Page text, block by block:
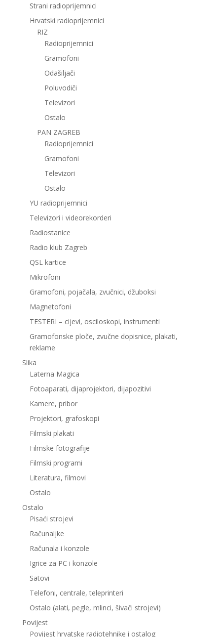
Strani radioprijemnici
Hrvatski radioprijemnici
RIZ
Radioprijemnici
Gramofoni
Odašiljači
Poluvodiči
Televizori
Ostalo
PAN ZAGREB
Radioprijemnici
Gramofoni
Televizori
Ostalo
YU radioprijemnici
Televizori i videorekorderi
Radiostanice
Radio klub Zagreb
QSL kartice
Mikrofoni
Gramofoni, pojačala, zvučnici, džuboksi
Magnetofoni
TESTERI – cijevi, osciloskopi, instrumenti
Gramofonske ploče, zvučne dopisnice, plakati,
reklame
Slika
Laterna Magica
Fotoaparati, dijaprojektori, dijapozitivi
Kamere, pribor
Projektori, grafoskopi
Filmski plakati
Filmske fotografije
Filmski programi
Literatura, filmovi
Ostalo
Ostalo
Pisaći strojevi
Računaljke
Računala i konzole
Igrice za PC i konzole
Satovi
Telefoni, centrale, teleprinteri
Ostalo (alati, pegle, mlinci, šivači strojevi)
Povijest
Povijest hrvatske radiotehnike i ostalog